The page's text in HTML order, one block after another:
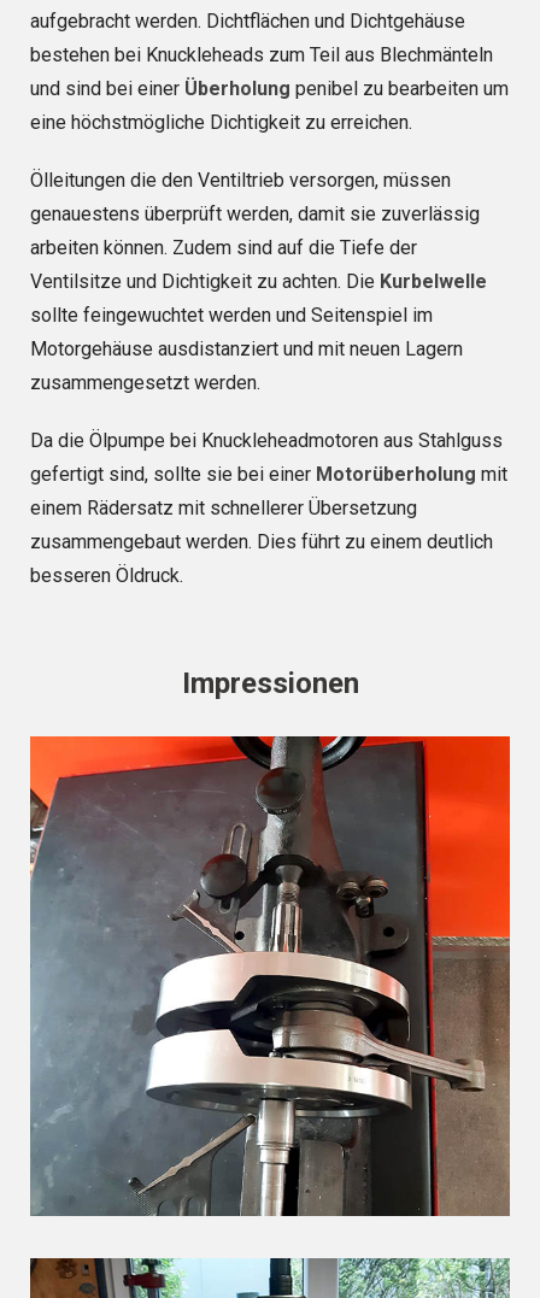
aufgebracht werden. Dichtflächen und Dichtgehäuse
bestehen bei Knuckleheads zum Teil aus Blechmänteln
und sind bei einer Überholung penibel zu bearbeiten um
eine höchstmögliche Dichtigkeit zu erreichen.
Ölleitungen die den Ventiltrieb versorgen, müssen
genauestens überprüft werden, damit sie zuverlässig
arbeiten können. Zudem sind auf die Tiefe der
Ventilsitze und Dichtigkeit zu achten. Die Kurbelwelle
sollte feingewuchtet werden und Seitenspiel im
Motorgehäuse ausdistanziert und mit neuen Lagern
zusammengesetzt werden.
Da die Ölpumpe bei Knuckleheadmotoren aus Stahlguss
gefertigt sind, sollte sie bei einer Motorüberholung mit
einem Rädersatz mit schnellerer Übersetzung
zusammengebaut werden. Dies führt zu einem deutlich
besseren Öldruck.
Impressionen